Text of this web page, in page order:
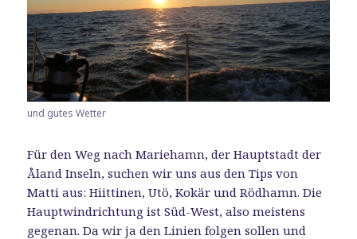
und gutes Wetter
Für den Weg nach Mariehamn, der Hauptstadt der
Åland Inseln, suchen wir uns aus den Tips von
Matti aus: Hiittinen, Utö, Kokär und Rödhamn. Die
Hauptwindrichtung ist Süd-West, also meistens
gegenan. Da wir ja den Linien folgen sollen und